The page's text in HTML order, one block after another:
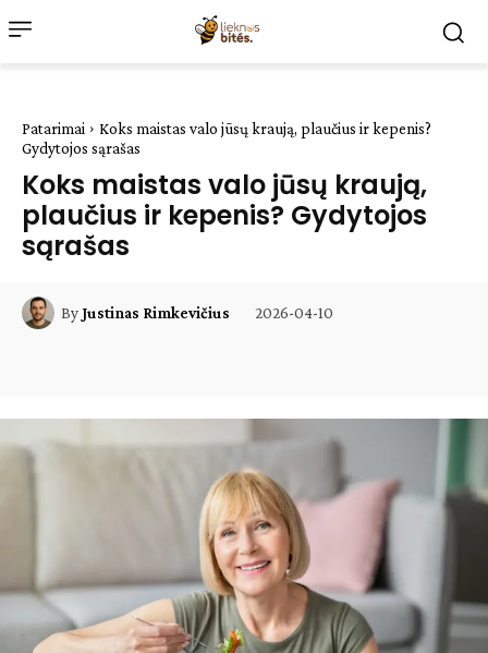
Patarimai
Koks maistas valo jūsų kraują, plaučius ir kepenis?
Gydytojos sąrašas
Koks maistas valo jūsų kraują,
plaučius ir kepenis? Gydytojos
sąrašas
ByJustinas Rimkevičius 2026-04-10